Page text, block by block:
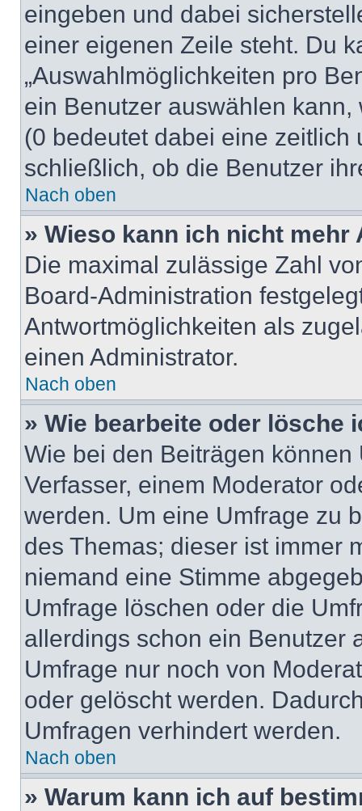
eingeben und dabei
einer eigenen Zeile steht. Du
„Auswahlmöglichkeiten pro
ein Benutzer auswählen
(0 bedeutet dabei eine
schließlich, ob die Benutzer
Nach oben
» Wieso kann ich nicht
Die maximal zulässige Zahl
Board-Administration
Antwortmöglichkeiten als
einen Administrator.
Nach oben
» Wie bearbeite oder lösche
Wie bei den Beiträgen
Verfasser, einem Moderator
werden. Um eine Umfrage zu
des Themas; dieser ist immer
niemand eine Stimme
Umfrage löschen oder die
allerdings schon ein Benutzer
Umfrage nur noch von
oder gelöscht werden.
Umfragen verhindert werden.
Nach oben
» Warum kann ich auf